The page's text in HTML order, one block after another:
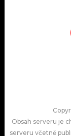
Obsah serveru je
serveru včetně